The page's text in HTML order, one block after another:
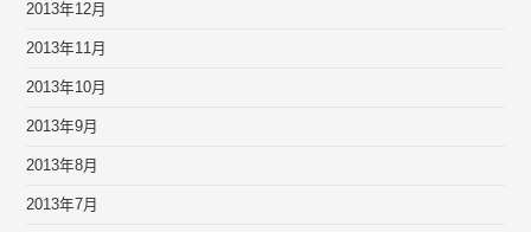
2013年12月
2013年11月
2013年10月
2013年9月
2013年8月
2013年7月